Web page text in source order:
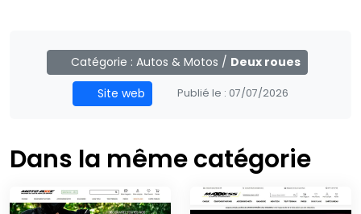
Catégorie :Autos & Motos / Deux roues
Site web
Publié le : 07/07/2026
Dans la même catégorie